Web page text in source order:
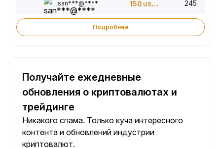
san***@**** 150 USDT 245
Подробнее
Получайте ежедневные
обновления о криптовалютах и
трейдинге
Никакого спама. Только куча интересного
контента и обновлений индустрии
криптовалют.